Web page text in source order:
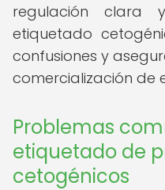
regulación clara
etiquetado
confusiones y
comercialización de
Problemas
etiquetado de
cetogénicos